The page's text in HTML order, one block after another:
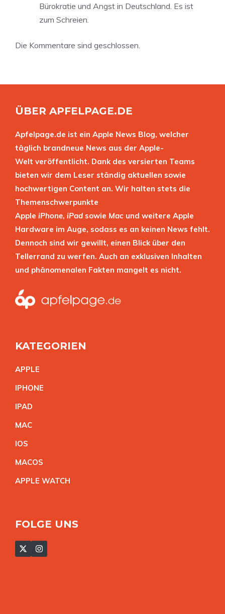
Bürokratie und Angst in Deutschland. Es ist
zum Schreien.
Die Kommentare sind geschlossen.
ÜBER APFELPAGE.DE
Apfelpage.de ist ein Apple News Blog, welcher
täglich brandneue News aus der Apple-
Welt veröffentlicht. Dank des versierten Teams
bieten wir dem Leser ständig aktuellen sowie
hochwertigen Content an. Wir halten stets die
Themenschwerpunkte
Apple iPhone, iPad sowie Mac und weitere Apple
Hardware im Auge, sodass es an keinen News fehlt.
Dennoch sind wir gewillt, einen Blick über den
Tellerrand zu werfen. Auch an exklusiven Inhalten
und phänomenalen Fakten mangelt es nicht.
KATEGORIEN
APPLE
IPHONE
IPAD
MAC
IOS
MACOS
APPLE WATCH
FOLGE UNS